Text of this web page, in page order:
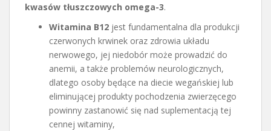
kwasów tłuszczowych omega-3.
Witamina B12 jest fundamentalna dla produkcji
czerwonych krwinek oraz zdrowia układu
nerwowego, jej niedobór może prowadzić do
anemii, a także problemów neurologicznych,
dlatego osoby będące na diecie wegańskiej lub
eliminującej produkty pochodzenia zwierzęcego
powinny zastanowić się nad suplementacją tej
cennej witaminy,